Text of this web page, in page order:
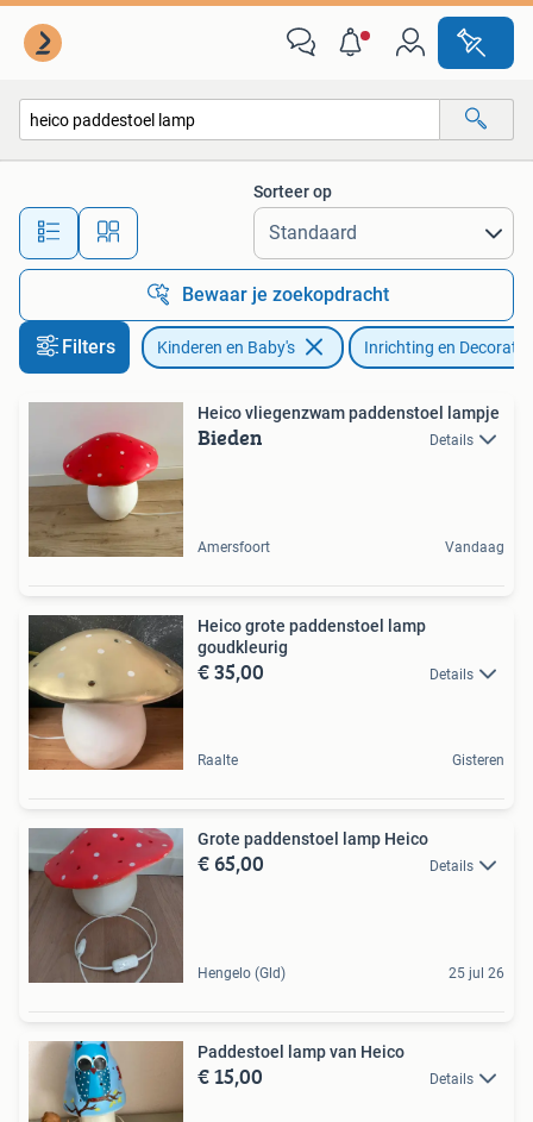
Alle afstanden…
Sorteer op
Bewaar je zoekopdracht
Filters Kinderen en Baby's Inrichting en Decoratie
Heico vliegenzwam paddenstoel lampje
Bieden Details
Amersfoort Vandaag
Heico grote paddenstoel lamp
goudkleurig
€ 35,00 Details
Raalte Gisteren
Grote paddenstoel lamp Heico
€ 65,00 Details
Hengelo (Gld) 25 jul 26
Paddestoel lamp van Heico
€ 15,00 Details